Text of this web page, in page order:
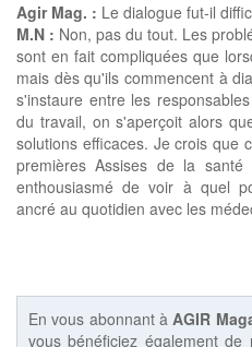
Agir Mag. : Le dialogue fut-il
M.N : Non, pas du tout. Les
sont en fait compliquées que
mais dès qu'ils commencent à
s'instaure entre les
du travail, on s'aperçoit alors
solutions efficaces. Je crois que
premières Assises de la
enthousiasmé de voir à quel
ancré au quotidien avec les
En vous abonnant àAGIR
vous bénéficiez également de